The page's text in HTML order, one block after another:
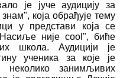
је јуче аудицију за
која обрађује тему
у представи која се
није cool", биће
школа. Аудицији је
ученика за које је
занимљивих